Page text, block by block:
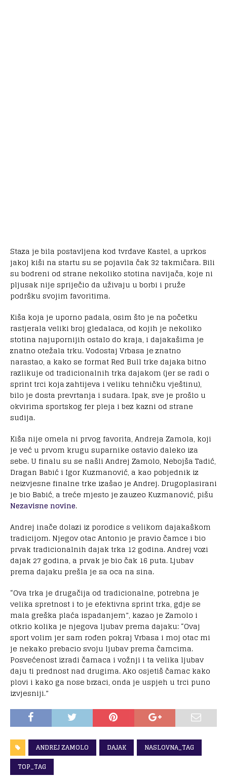
Staza je bila postavljena kod tvrđave Kastel, a uprkos
jakoj kiši na startu su se pojavila čak 32 takmičara. Bili
su bodreni od strane nekoliko stotina navijača, koje ni
pljusak nije spriječio da uživaju u borbi i pruže
podršku svojim favoritima.
Kiša koja je uporno padala, osim što je na početku
rastjerala veliki broj gledalaca, od kojih je nekoliko
stotina najupornijih ostalo do kraja, i dajakašima je
znatno otežala trku. Vodostaj Vrbasa je znatno
narastao, a kako se format Red Bull trke dajaka bitno
razlikuje od tradicionalnih trka dajakom (jer se radi o
sprint trci koja zahtijeva i veliku tehničku vještinu),
bilo je dosta prevrtanja i sudara. Ipak, sve je prošlo u
okvirima sportskog fer pleja i bez kazni od strane
sudija.
Kiša nije omela ni prvog favorita, Andreja Zamola, koji
je već u prvom krugu suparnike ostavio daleko iza
sebe. U finalu su se našli Andrej Zamolo, Nebojša Tadić,
Dragan Babić i Igor Kuzmanović, a kao pobjednik iz
neizvjesne finalne trke izašao je Andrej. Drugoplasirani
je bio Babić, a treće mjesto je zauzeo Kuzmanović, pišu
Nezavisne novine.
Andrej inače dolazi iz porodice s velikom dajakaškom
tradicijom. Njegov otac Antonio je pravio čamce i bio
prvak tradicionalnih dajak trka 12 godina. Andrej vozi
dajak 27 godina, a prvak je bio čak 16 puta. Ljubav
prema dajaku prešla je sa oca na sina.
“Ova trka je drugačija od tradicionalne, potrebna je
velika spretnost i to je efektivna sprint trka, gdje se
mala greška plaća ispadanjem”, kazao je Zamolo i
otkrio kolika je njegova ljubav prema dajaku: “Ovaj
sport volim jer sam rođen pokraj Vrbasa i moj otac mi
je nekako prebacio svoju ljubav prema čamcima.
Posvećenost izradi čamaca i vožnji i ta velika ljubav
daju ti prednost nad drugima. Ako osjetiš čamac kako
plovi i kako ga nose brzaci, onda je uspjeh u trci puno
izvjesniji.”
ANDREJ ZAMOLO DAJAK
NASLOVNA_TAG
TOP_TAG